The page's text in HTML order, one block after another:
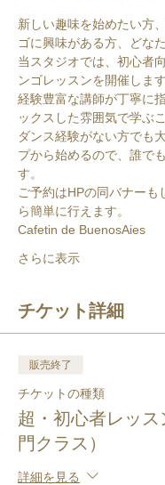
新しい趣味を始めたい方
ゴに興味がある方、どな
当スタジオでは、初心者
ンゴレッスンを開催します
経験豊富な講師が丁寧に
ックスした雰囲気で学ぶ
ダンス経験がない方でも
プから始めるので、誰で
す。
ご予約はHPの同バナーも
ら簡単に行えます。
Cafetin de BuenosAies
さらに表示
チケット詳細
販売終了
チケットの種類
超・初心者レッス
門クラス）
詳細を見る